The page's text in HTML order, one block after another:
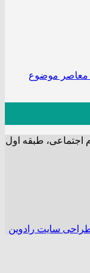
معاصر موضوع
اجتماعی، طبقه اول
سایت رادوین